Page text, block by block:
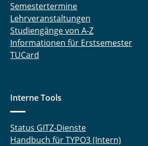
Semestertermine
Lehrveranstaltungen
Studiengänge von A-Z
Informationen für Erstsemester
TUCard
Interne Tools
Status GITZ-Dienste
Handbuch für TYPO3 (Intern)